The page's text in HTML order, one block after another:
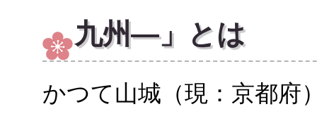
九州―」とは
かつて山城（現：京都府